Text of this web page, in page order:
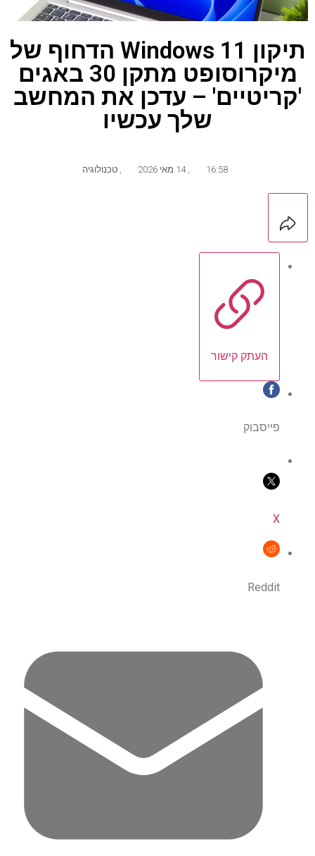
תיקון Windows 11 הדחוף של
מיקרוסופט מתקן 30 באגים
'קריטיים' – עדכן את המחשב
שלך עכשיו
16:58 14 מאי 2026 טכנולוגיה
העתק קישור
פייסבוק
X
Reddit